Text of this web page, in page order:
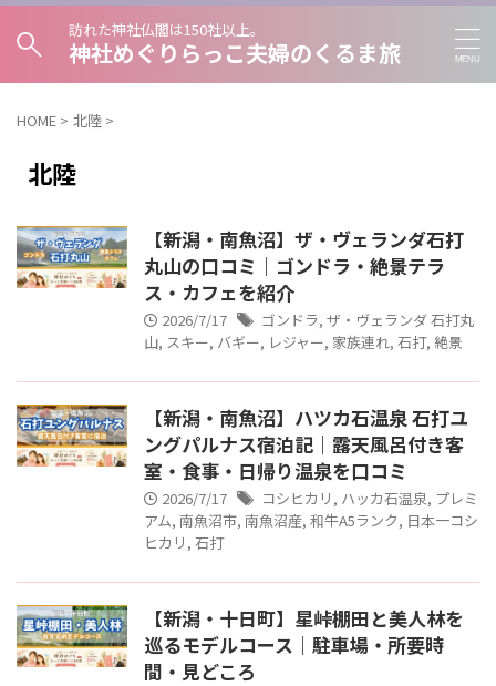
訪れた神社仏閣は150社以上。
神社めぐりらっこ夫婦のくるま旅
HOME > 北陸 >
北陸
【新潟・南魚沼】ザ・ヴェランダ石打
丸山の口コミ｜ゴンドラ・絶景テラ
ス・カフェを紹介
2026/7/17 ゴンドラ, ザ・ヴェランダ 石打丸
山, スキー, バギー, レジャー, 家族連れ, 石打, 絶景
【新潟・南魚沼】ハツカ石温泉 石打ユ
ングパルナス宿泊記｜露天風呂付き客
室・食事・日帰り温泉を口コミ
2026/7/17 コシヒカリ , ハッカ石温泉, プレミ
アム, 南魚沼市, 南魚沼産, 和牛A5ランク, 日本一コシ
ヒカリ , 石打
【新潟・十日町】星峠棚田と美人林を
巡るモデルコース｜駐車場・所要時
間・見どころ